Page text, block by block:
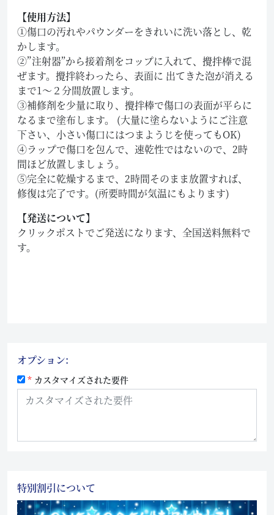
【使用方法】
①傷口の汚れやパウンダーをきれいに洗い落とし、乾
かします。
②”注射器”から接着剤をコップに入れて、攪拌棒で混
ぜます。攪拌終わったら、表面に 出てきた泡が消える
まで1～２分間放置します。
③補修剤を少量に取り、攪拌棒で傷口の表面が平らに
なるまで塗布します。 (大量に塗らないようにご注意
下さい、小さい傷口にはつまようじを使ってもOK)
④ラップで傷口を包んで、速乾性ではないので、2時
間ほど放置しましょう。
⑤完全に乾燥するまで、2時間そのまま放置すれば、
修復は完了です。(所要時間が気温にもよります)
【発送について】
クリックポストでご発送になります、全国送料無料で
す。
オプション:
カスタマイズされた要件
特別割引について